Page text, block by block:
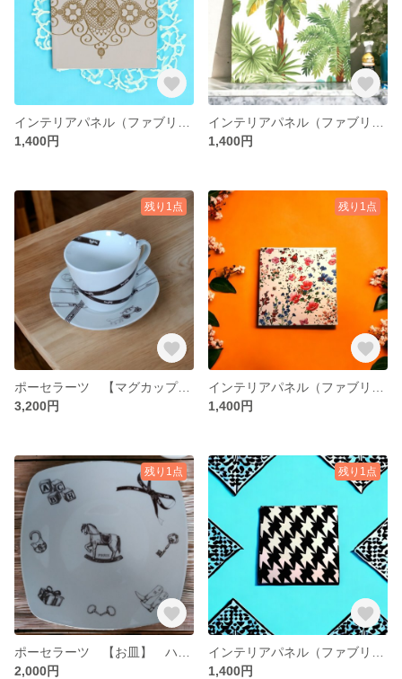
1,400円
1,400円
残り1点
ポーセラーツ 【マグカップ・カップ皿 セット品】 ハンドメイド
3,200円
残り1点
1,400円
残り1点
2,000円
残り1点
1,400円